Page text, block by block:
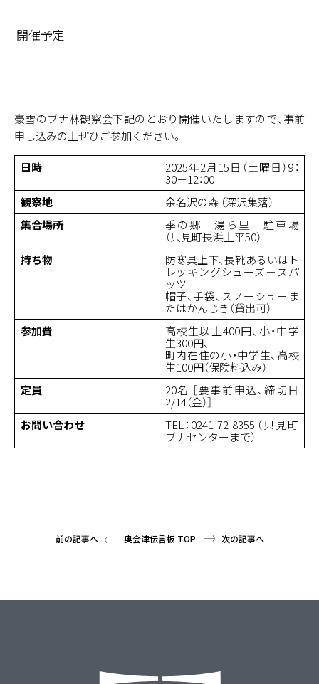
開催予定
豪雪のブナ林観察会下記のとおり開催いたしますので、事前
申し込みの上ぜひご参加ください。
日時
2025年2月15日（土曜日）9：
30－12：00
観察地
余名沢の森 （深沢集落）
集合場所
季の郷 湯ら里 駐車場
（只見町長浜上平50）
持ち物
防寒具上下、長靴あるいはト
レッキングシューズ＋スパ
ッツ
帽子、手袋、スノーシューま
たはかんじき（貸出可）
参加費
高校生以上400円、小・中学
生300円、
町内在住の小・中学生、高校
生100円（保険料込み）
定員
20名 ［要事前申込、締切日
2/14（金）］
お問い合わせ
TEL：0241-72-8355（只見町
ブナセンターまで）
前の記事へ 奥会津伝言板 TOP 次の記事へ